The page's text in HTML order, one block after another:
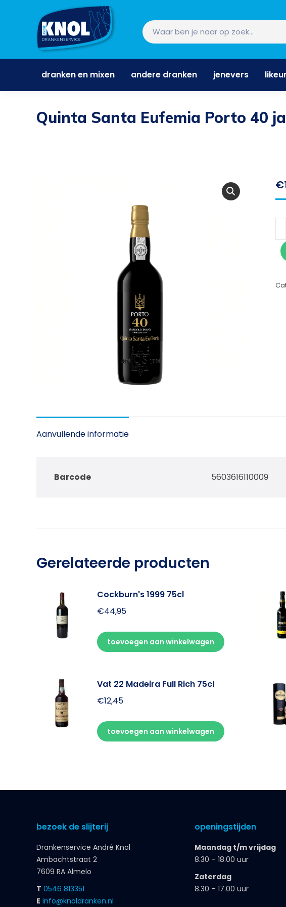
dranken en mixen andere dranken jenevers
Quinta Santa Eufemia Porto 40
€
40
Aanvullende informatie
Barcode 5603616110009
Gerelateerde producten
Cockburn's 1999 75cl
€44,95
toevoegen aan winkelwagen
Vat 22 Madeira Full Rich 75cl
€12,45
toevoegen aan winkelwagen
bezoek de slijterij
Drankenservice André Knol
Ambachtstraat 2
7609 RA Almelo
T 0546 813351
E info@knoldranken.nl
openingstijden
Maandag t/m vrijdag
8.30 – 18.00 uur
Zaterdag
8.30 – 17.00 uur
dranken en mixen